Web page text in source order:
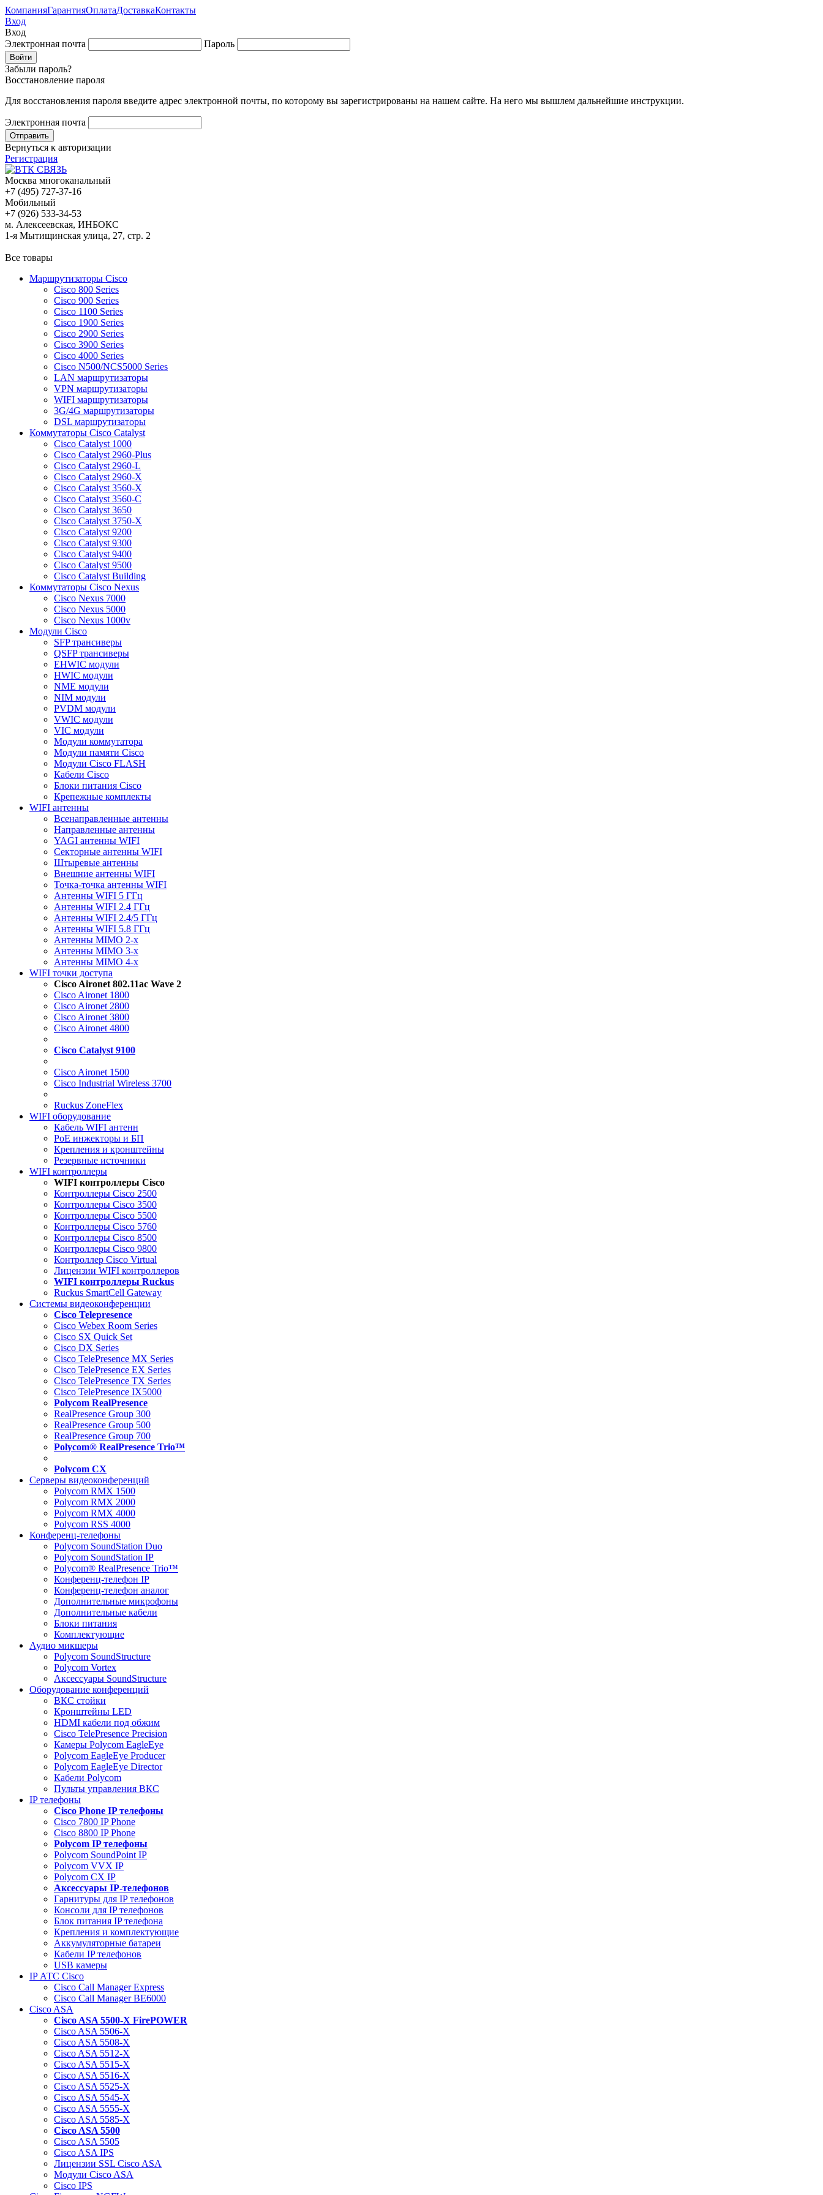
КомпанияГарантияОплатаДоставкаКонтакты
Вход
Вход
Электронная почта
Пароль
Забыли пароль?
Восстановление пароля
Для восстановления пароля введите адрес электронной почты, по которому вы зарегистрированы на нашем сайте. На него мы вышлем дальнейшие инструкции.
Электронная почта
Вернуться к авторизации
Регистрация
Москва многоканальный
+7 (495) 727-37-16
Мобильный
+7 (926) 533-34-53
м. Алексеевская, ИНБОКС
1-я Мытищинская улица, 27, стр. 2
Все товары
Маршрутизаторы Cisco
Cisco 800 Series
Cisco 900 Series
Cisco 1100 Series
Cisco 1900 Series
Cisco 2900 Series
Cisco 3900 Series
Cisco 4000 Series
Cisco N500/NCS5000 Series
LAN маршрутизаторы
VPN маршрутизаторы
WIFI маршрутизаторы
3G/4G маршрутизаторы
DSL маршрутизаторы
Коммутаторы Cisco Catalyst
Cisco Catalyst 1000
Cisco Catalyst 2960-Plus
Cisco Catalyst 2960-L
Cisco Catalyst 2960-X
Cisco Catalyst 3560-X
Cisco Catalyst 3560-C
Cisco Catalyst 3650
Cisco Catalyst 3750-X
Cisco Catalyst 9200
Cisco Catalyst 9300
Cisco Catalyst 9400
Cisco Catalyst 9500
Cisco Catalyst Building
Коммутаторы Cisco Nexus
Cisco Nexus 7000
Cisco Nexus 5000
Cisco Nexus 1000v
Модули Cisco
SFP трансиверы
QSFP трансиверы
EHWIC модули
HWIC модули
NME модули
NIM модули
PVDM модули
VWIC модули
VIC модули
Модули коммутатора
Модули памяти Cisco
Модули Cisco FLASH
Кабели Cisco
Блоки питания Cisco
Крепежные комплекты
WIFI антенны
Всенаправленные антенны
Направленные антенны
YAGI антенны WIFI
Секторные антенны WIFI
Штыревые антенны
Внешние антенны WIFI
Точка-точка антенны WIFI
Антенны WIFI 5 ГГц
Антенны WIFI 2.4 ГГц
Антенны WIFI 2.4/5 ГГц
Антенны WIFI 5.8 ГГц
Антенны MIMO 2-x
Антенны MIMO 3-x
Антенны MIMO 4-x
WIFI точки доступа
Cisco Aironet 802.11ac Wave 2
Cisco Aironet 1800
Cisco Aironet 2800
Cisco Aironet 3800
Cisco Aironet 4800
Cisco Catalyst 9100
Cisco Aironet 1500
Cisco Industrial Wireless 3700
Ruckus ZoneFlex
WIFI оборудование
Кабель WIFI антенн
PoE инжекторы и БП
Крепления и кронштейны
Резервные источники
WIFI контроллеры
WIFI контроллеры Cisco
Контроллеры Cisco 2500
Контроллеры Cisco 3500
Контроллеры Cisco 5500
Контроллеры Cisco 5760
Контроллеры Cisco 8500
Контроллеры Cisco 9800
Контроллер Cisco Virtual
Лицензии WIFI контроллеров
WIFI контроллеры Ruckus
Ruckus SmartCell Gateway
Системы видеоконференции
Cisco Telepresence
Cisco Webex Room Series
Cisco SX Quick Set
Cisco DX Series
Cisco TelePresence MX Series
Cisco TelePresence EX Series
Cisco TelePresence TX Series
Cisco TelePresence IX5000
Polycom RealPresence
RealPresence Group 300
RealPresence Group 500
RealPresence Group 700
Polycom® RealPresence Trio™
Polycom CX
Серверы видеоконференций
Polycom RMX 1500
Polycom RMX 2000
Polycom RMX 4000
Polycom RSS 4000
Конференц-телефоны
Polycom SoundStation Duo
Polycom SoundStation IP
Polycom® RealPresence Trio™
Конференц-телефон IP
Конференц-телефон аналог
Дополнительные микрофоны
Дополнительные кабели
Блоки питания
Комплектующие
Аудио микшеры
Polycom SoundStructure
Polycom Vortex
Аксессуары SoundStructure
Оборудование конференций
ВКС стойки
Кронштейны LED
HDMI кабели под обжим
Cisco TelePresence Precision
Камеры Polycom EagleEye
Polycom EagleEye Producer
Polycom EagleEye Director
Кабели Polycom
Пульты управления ВКС
IP телефоны
Сisco Phone IP телефоны
Cisco 7800 IP Phone
Cisco 8800 IP Phone
Polycom IP телефоны
Polycom SoundPoint IP
Polycom VVX IP
Polycom CX IP
Аксессуары IP-телефонов
Гарнитуры для IP телефонов
Консоли для IP телефонов
Блок питания IP телефона
Крепления и комплектующие
Аккумуляторные батареи
Кабели IP телефонов
USB камеры
IP АТС Cisco
Cisco Call Manager Express
Cisco Call Manager BE6000
Cisco ASA
Cisco ASA 5500-X FirePOWER
Cisco ASA 5506-X
Cisco ASA 5508-X
Cisco ASA 5512-X
Cisco ASA 5515-X
Cisco ASA 5516-X
Cisco ASA 5525-X
Cisco ASA 5545-X
Cisco ASA 5555-X
Cisco ASA 5585-X
Cisco ASA 5500
Cisco ASA 5505
Cisco ASA IPS
Лицензии SSL Cisco ASA
Модули Cisco ASA
Cisco IPS